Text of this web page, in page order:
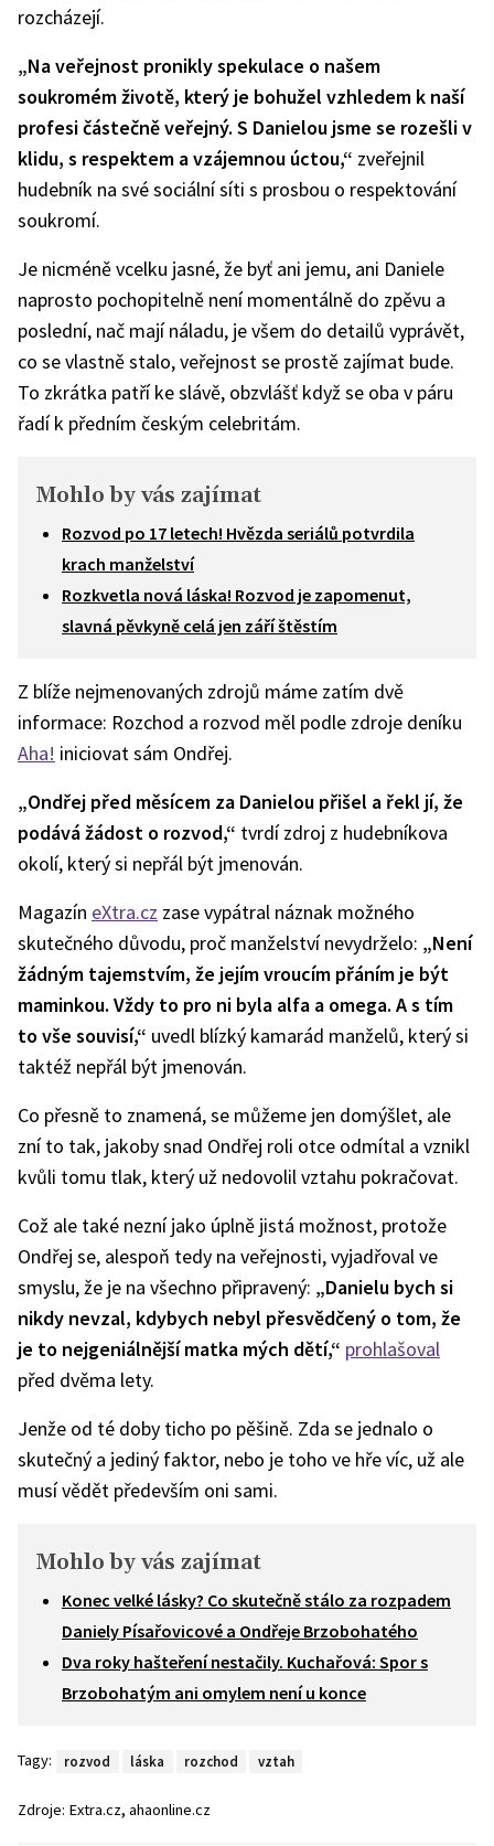
rozcházejí.
„Na veřejnost pronikly spekulace o našem
soukromém životě, který je bohužel vzhledem k naší
profesi částečně veřejný. S Danielou jsme se rozešli v
klidu, s respektem a vzájemnou úctou,“ zveřejnil
hudebník na své sociální síti s prosbou o respektování
soukromí.
Je nicméně vcelku jasné, že byť ani jemu, ani Daniele
naprosto pochopitelně není momentálně do zpěvu a
poslední, nač mají náladu, je všem do detailů vyprávět,
co se vlastně stalo, veřejnost se prostě zajímat bude.
To zkrátka patří ke slávě, obzvlášť když se oba v páru
řadí k předním českým celebritám.
Mohlo by vás zajímat
Rozvod po 17 letech! Hvězda seriálů potvrdila
krach manželství
Rozkvetla nová láska! Rozvod je zapomenut,
slavná pěvkyně celá jen září štěstím
Z blíže nejmenovaných zdrojů máme zatím dvě
informace: Rozchod a rozvod měl podle zdroje deníku
Aha! iniciovat sám Ondřej.
„Ondřej před měsícem za Danielou přišel a řekl jí, že
podává žádost o rozvod,“ tvrdí zdroj z hudebníkova
okolí, který si nepřál být jmenován.
Magazín eXtra.cz zase vypátral náznak možného
skutečného důvodu, proč manželství nevydrželo: „Není
žádným tajemstvím, že jejím vroucím přáním je být
maminkou. Vždy to pro ni byla alfa a omega. A s tím
to vše souvisí,“ uvedl blízký kamarád manželů, který si
taktéž nepřál být jmenován.
Co přesně to znamená, se můžeme jen domýšlet, ale
zní to tak, jakoby snad Ondřej roli otce odmítal a vznikl
kvůli tomu tlak, který už nedovolil vztahu pokračovat.
Což ale také nezní jako úplně jistá možnost, protože
Ondřej se, alespoň tedy na veřejnosti, vyjadřoval ve
smyslu, že je na všechno připravený: „Danielu bych si
nikdy nevzal, kdybych nebyl přesvědčený o tom, že
je to nejgeniálnější matka mých dětí,“ prohlašoval
před dvěma lety.
Jenže od té doby ticho po pěšině. Zda se jednalo o
skutečný a jediný faktor, nebo je toho ve hře víc, už ale
musí vědět především oni sami.
Mohlo by vás zajímat
Konec velké lásky? Co skutečně stálo za rozpadem
Daniely Písařovicové a Ondřeje Brzobohatého
Dva roky hašteření nestačily. Kuchařová: Spor s
Brzobohatým ani omylem není u konce
Tagy: rozvod láska rozchod vztah
Zdroje: Extra.cz, ahaonline.cz